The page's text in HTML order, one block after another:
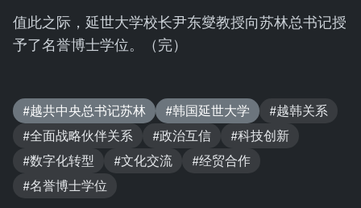
值此之际，延世大学校长尹东燮教授向苏林总书记授
予了名誉博士学位。（完）
#越共中央总书记苏林 #韩国延世大学
#越韩关系
#全面战略伙伴关系
#政治互信
#科技创新
#数字化转型
#文化交流
#经贸合作
#名誉博士学位